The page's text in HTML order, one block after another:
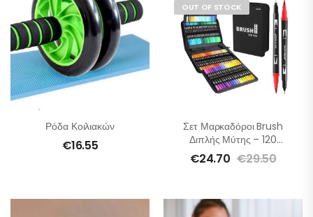
Ρόδα Κοιλιακών
€16.55
OUT OF STOCK
Σετ Μαρκαδόροι Brush
Διπλής Μύτης – 120
Χρώματα Με Θήκη
€24.70 €29.50